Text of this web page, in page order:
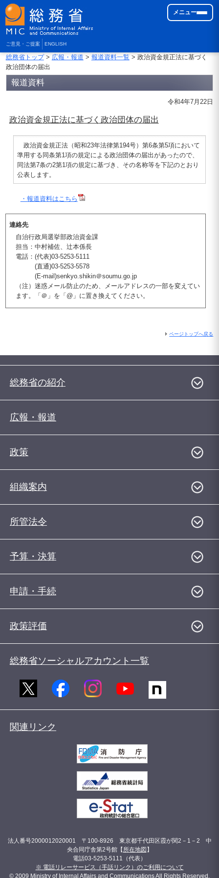
ご意見・ご提案 ENGLISH
メニュー
総務省トップ> 広報・報道 > 報道資料一覧> 政治資金規正法に基づく
政治団体の届出
報道資料
令和4年7月22日
政治資金規正法に基づく政治団体の届出
政治資金規正法（昭和23年法律第194号）第6条第5項において
準用する同条第1項の規定による政治団体の届出があったので、
同法第7条の2第1項の規定に基づき、その名称等を下記のとおり
公表します。
・報道資料はこちら
連絡先
自治行政局選挙部政治資金課
担当：中村補佐、辻本係長
電話：(代表)03-5253-5111
(直通)03-5253-5578
(E-mail)senkyo.shikin＠soumu.go.jp
（注）迷惑メール防止のため、メールアドレスの一部を変えてい
ます。「＠」を「@」に置き換えてください。
ページトップへ戻る
総務省の紹介
広報・報道
政策
組織案内
所管法令
予算・決算
申請・手続
政策評価
総務省ソーシャルアカウント一覧
関連リンク
法人番号2000012020001 〒100-8926 東京都千代田区霞が関2－1－2 中
央合同庁舎第2号館【 所在地図 】
電話03-5253-5111（代表）
※ 電話リレーサービス（手話リンク）のご利用について
© 2009 Ministry of Internal Affairs and Communications All Rights Reserved.